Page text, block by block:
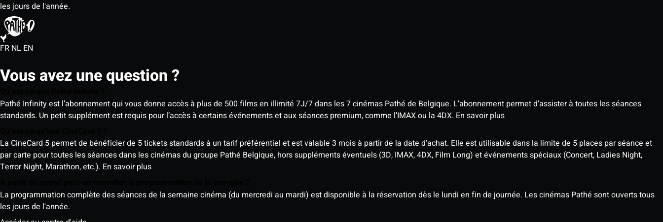
les jours de l'année.
FR NL EN
Vous avez une question ?
Pathé Infinity est l’abonnement qui vous donne accès à plus de 500 films en illimité 7J/7 dans les 7 cinémas Pathé de Belgique. L’abonnement permet d’assister à toutes les séances
standards. Un petit supplément est requis pour l’accès à certains événements et aux séances premium, comme l’IMAX ou la 4DX. En savoir plus
La CineCard 5 permet de bénéficier de 5 tickets standards à un tarif préférentiel et est valable 3 mois à partir de la date d'achat. Elle est utilisable dans la limite de 5 places par séance et
par carte pour toutes les séances dans les cinémas du groupe Pathé Belgique, hors suppléments éventuels (3D, IMAX, 4DX, Film Long) et événements spéciaux (Concert, Ladies Night,
Terror Night, Marathon, etc.). En savoir plus
La programmation complète des séances de la semaine cinéma (du mercredi au mardi) est disponible à la réservation dès le lundi en fin de journée. Les cinémas Pathé sont ouverts tous
les jours de l'année.